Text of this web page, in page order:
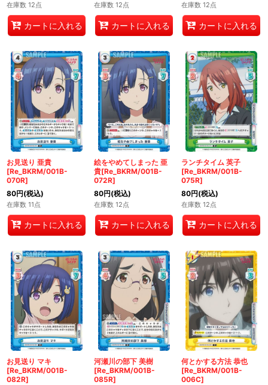
在庫数 12点
カートに入れる
在庫数 12点
カートに入れる
在庫数 12点
カートに入れる
お見送り 亜貴
[Re_BKRM/001B-
070R]
80円(税込)
在庫数 11点
カートに入れる
絵をやめてしまった 亜
貴[Re_BKRM/001B-
072R]
80円(税込)
在庫数 12点
カートに入れる
ランチタイム 英子
[Re_BKRM/001B-
075R]
80円(税込)
在庫数 12点
カートに入れる
お見送り マキ
[Re_BKRM/001B-
082R]
河瀬川の部下 美樹
[Re_BKRM/001B-
085R]
何とかする方法 恭也
[Re_BKRM/001B-
006C]